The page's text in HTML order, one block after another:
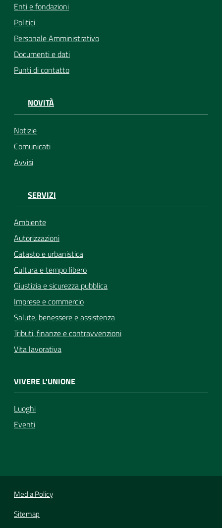
Enti e fondazioni
Politici
Personale Amministrativo
Documenti e dati
Punti di contatto
NOVITÀ
Notizie
Comunicati
Avvisi
SERVIZI
Ambiente
Autorizzazioni
Catasto e urbanistica
Cultura e tempo libero
Giustizia e sicurezza pubblica
Imprese e commercio
Salute, benessere e assistenza
Tributi, finanze e contravvenzioni
Vita lavorativa
VIVERE L'UNIONE
Luoghi
Eventi
Media Policy
Sitemap